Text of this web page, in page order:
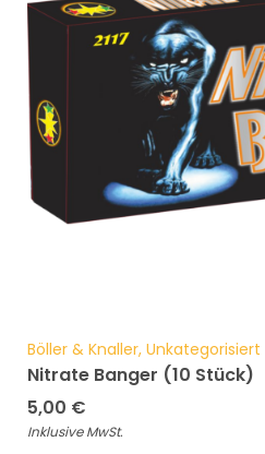
Böller & Knaller, Unkategorisiert
Nitrate Banger (10 Stück)
5,00 €
Inklusive MwSt.